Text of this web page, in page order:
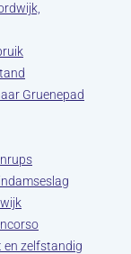
Gruenepad
en zelfstandig